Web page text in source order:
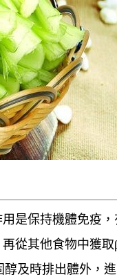
是保持機體免疫
從其他食物中獲
及時排出體外，